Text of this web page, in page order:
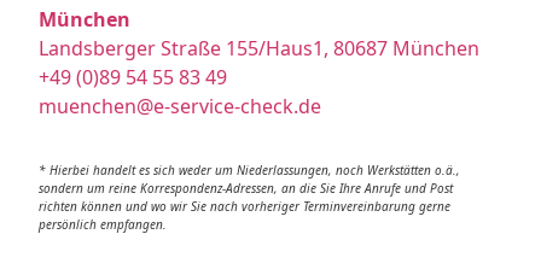
München
Landsberger Straße 155/Haus1, 80687 München
+49 (0)89 54 55 83 49
muenchen@e-service-check.de
* Hierbei handelt es sich weder um Niederlassungen, noch Werkstätten o.ä.,
sondern um reine Korrespondenz-Adressen, an die Sie Ihre Anrufe und Post
richten können und wo wir Sie nach vorheriger Terminvereinbarung gerne
persönlich empfangen.